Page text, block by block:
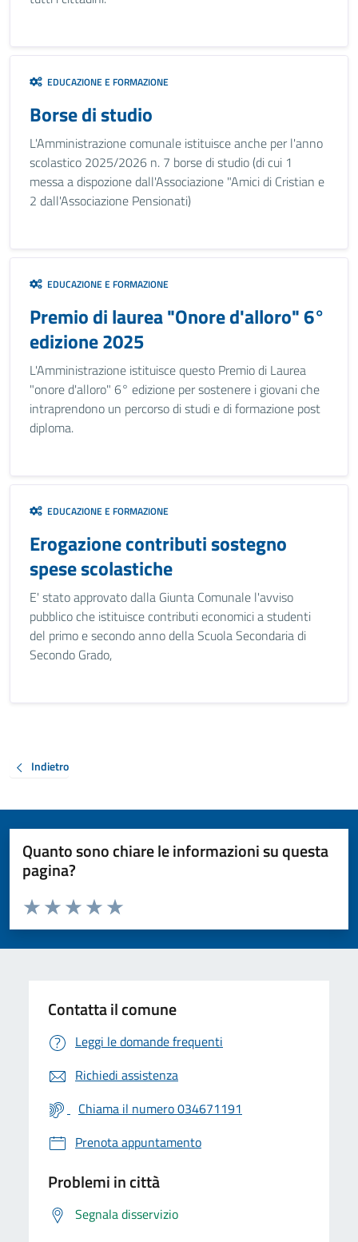
EDUCAZIONE E FORMAZIONE
Borse di studio
L'Amministrazione comunale istituisce anche per l'anno
scolastico 2025/2026 n. 7 borse di studio (di cui 1
messa a dispozione dall'Associazione "Amici di Cristian e
2 dall'Associazione Pensionati)
EDUCAZIONE E FORMAZIONE
Premio di laurea "Onore d'alloro" 6°
edizione 2025
L'Amministrazione istituisce questo Premio di Laurea
"onore d'alloro" 6° edizione per sostenere i giovani che
intraprendono un percorso di studi e di formazione post
diploma.
EDUCAZIONE E FORMAZIONE
Erogazione contributi sostegno
spese scolastiche
E' stato approvato dalla Giunta Comunale l'avviso
pubblico che istituisce contributi economici a studenti
del primo e secondo anno della Scuola Secondaria di
Secondo Grado,
Indietro
Quanto sono chiare le informazioni su questa
pagina?
Valuta da 1 a 5 stelle la pagina
Valuta 5 stelle su 5
Valuta 4 stelle su 5
Valuta 3 stelle su 5
Valuta 2 stelle su 5
Valuta 1 stelle su 5
Contatta il comune
Leggi le domande frequenti
Richiedi assistenza
Chiama il numero 034671191
Prenota appuntamento
Problemi in città
Segnala disservizio